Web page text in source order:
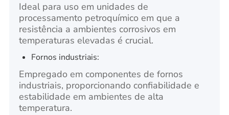
Ideal para uso em unidades de
processamento petroquímico em que a
resistência a ambientes corrosivos em
temperaturas elevadas é crucial.
Fornos industriais:
Empregado em componentes de fornos
industriais, proporcionando confiabilidade e
estabilidade em ambientes de alta
temperatura.